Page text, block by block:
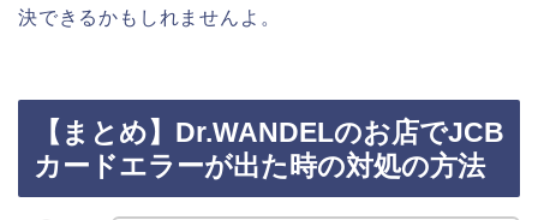
決できるかもしれませんよ。
【まとめ】Dr.WANDELのお店でJCB
カードエラーが出た時の対処の方法